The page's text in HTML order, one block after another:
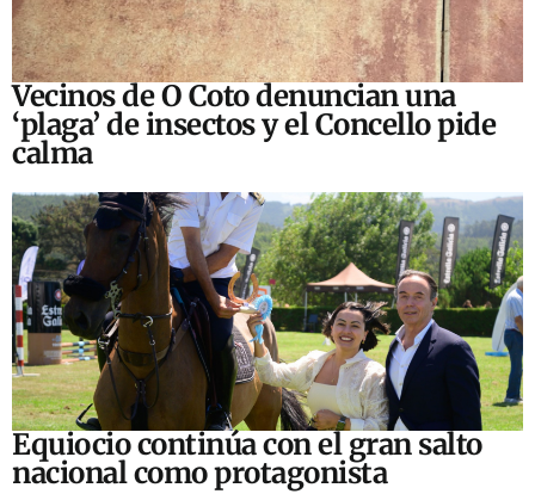
Vecinos de O Coto denuncian una
‘plaga’ de insectos y el Concello pide
calma
Equiocio continúa con el gran salto
nacional como protagonista